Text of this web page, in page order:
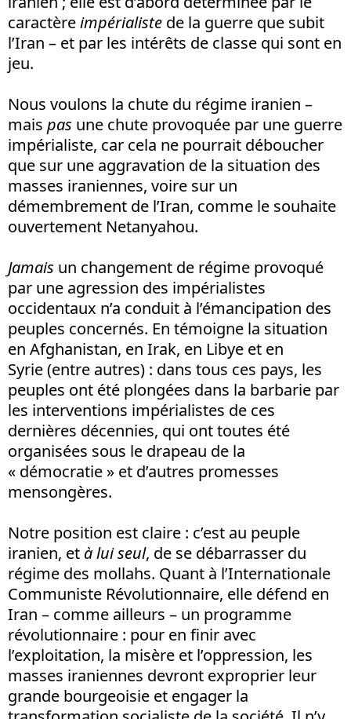
caractèreimpérialiste de la guerre que subit
l’Iran – et par les intérêts de classe qui sont en
jeu.
Nous voulons la chute du régime iranien –
mais pas une chute provoquée par une guerre
impérialiste, car cela ne pourrait déboucher
que sur une aggravation de la situation des
masses iraniennes, voire sur un
démembrement de l’Iran, comme le souhaite
ouvertement Netanyahou.
Jamais un changement de régime provoqué
par une agression des impérialistes
occidentaux n’a conduit à l’émancipation des
peuples concernés. En témoigne la situation
en Afghanistan, en Irak, en Libye et en
Syrie (entre autres) : dans tous ces pays, les
peuples ont été plongées dans la barbarie par
les interventions impérialistes de ces
dernières décennies, qui ont toutes été
organisées sous le drapeau de la
« démocratie » et d’autres promesses
mensongères.
Notre position est claire : c’est au peuple
iranien, et à lui seul, de se débarrasser du
régime des mollahs. Quant à l’Internationale
Communiste Révolutionnaire, elle défend en
Iran – comme ailleurs – un programme
révolutionnaire : pour en finir avec
l’exploitation, la misère et l’oppression, les
masses iraniennes devront exproprier leur
grande bourgeoisie et engager la